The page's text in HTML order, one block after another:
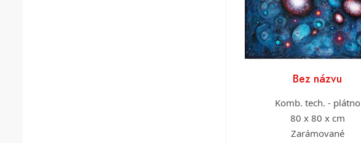
Bez názvu
Komb. tech. - plátno
80 x 80 x cm
Zarámované